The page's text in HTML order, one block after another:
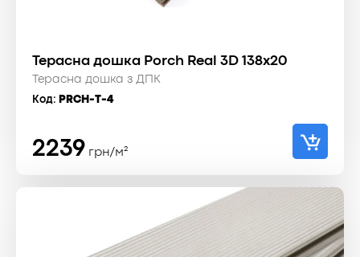
Терасна дошка Porch Real 3D 138x20
Терасна дошка з ДПК
Код: PRCH-T-4
2239 грн/м²